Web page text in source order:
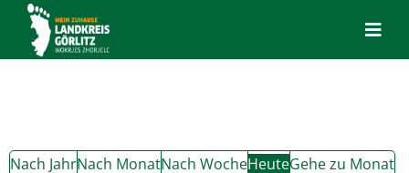
Nach JahrNach MonatNach WocheHeuteGehe zu Monat